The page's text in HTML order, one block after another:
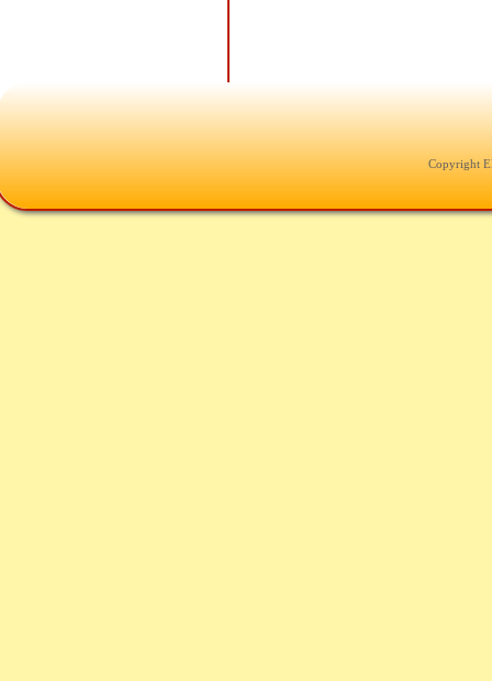
Copyright